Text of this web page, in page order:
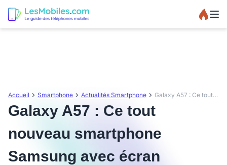
Accueil Smartphone Actualités Smartphone Galaxy A57 : Ce tout nouveau smartphone Samsung avec écran AMOLED 120 Hz s'affiche déjà à prix cassé
Galaxy A57 : Ce tout
nouveau smartphone
Samsung avec écran